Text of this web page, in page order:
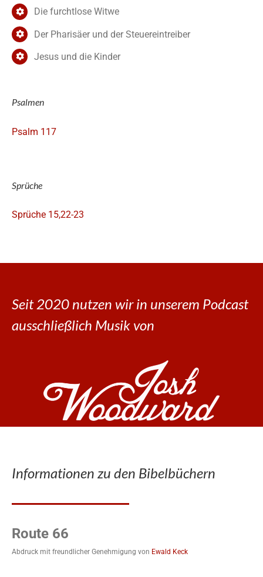
Die furchtlose Witwe
Der Pharisäer und der Steuereintreiber
Jesus und die Kinder
Psalmen
Psalm 117
Sprüche
Sprüche 15,22-23
Seit 2020 nutzen wir in unserem Podcast
ausschließlich Musik von
Informationen zu den Bibelbüchern
Route 66
Abdruck mit freundlicher Genehmigung von Ewald Keck